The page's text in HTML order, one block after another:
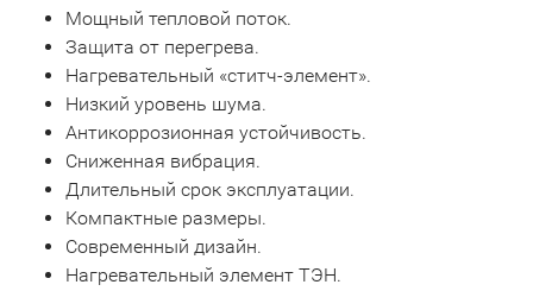
Мощный тепловой поток.
Защита от перегрева.
Нагревательный «ститч-элемент».
Низкий уровень шума.
Антикоррозионная устойчивость.
Сниженная вибрация.
Длительный срок эксплуатации.
Компактные размеры.
Современный дизайн.
Нагревательный элемент ТЭН.